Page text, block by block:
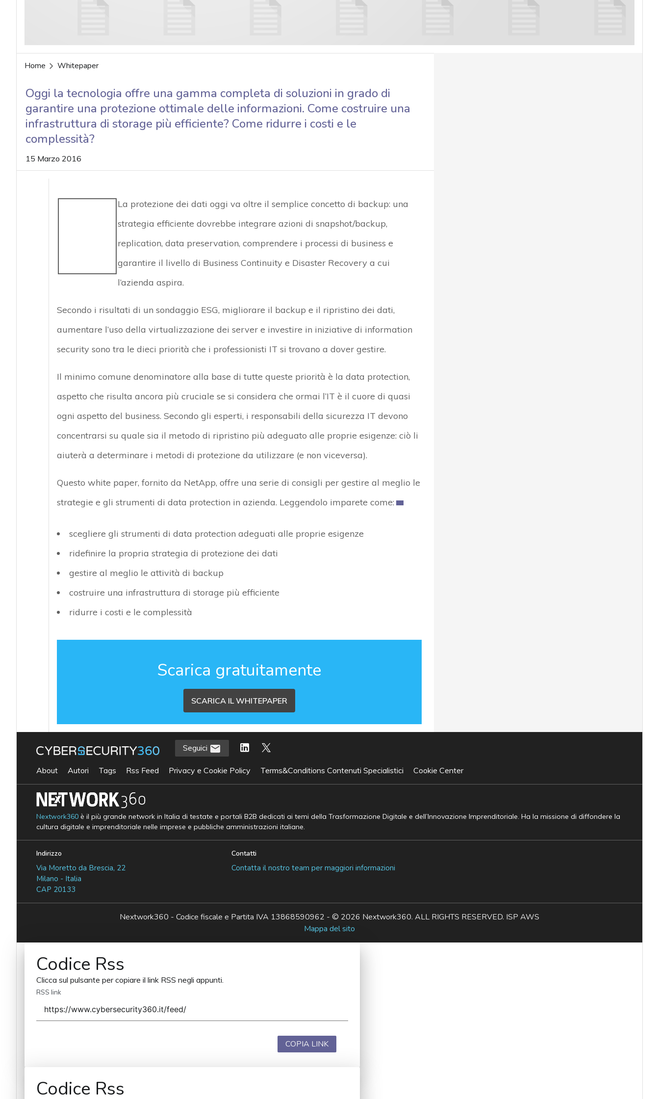
Home Whitepaper
Oggi la tecnologia offre una gamma completa di soluzioni in grado di
garantire una protezione ottimale delle informazioni. Come costruire una
infrastruttura di storage più efficiente? Come ridurre i costi e le
complessità?
15 Marzo 2016
La protezione dei dati oggi va oltre il semplice concetto di backup: una
strategia efficiente dovrebbe integrare azioni di snapshot/backup,
replication, data preservation, comprendere i processi di business e
garantire il livello di Business Continuity e Disaster Recovery a cui
l’azienda aspira.
Secondo i risultati di un sondaggio ESG, migliorare il backup e il ripristino dei dati,
aumentare l’uso della virtualizzazione dei server e investire in iniziative di information
security sono tra le dieci priorità che i professionisti IT si trovano a dover gestire.
Il minimo comune denominatore alla base di tutte queste priorità è la data protection,
aspetto che risulta ancora più cruciale se si considera che ormai l’IT è il cuore di quasi
ogni aspetto del business. Secondo gli esperti, i responsabili della sicurezza IT devono
concentrarsi su quale sia il metodo di ripristino più adeguato alle proprie esigenze: ciò li
aiuterà a determinare i metodi di protezione da utilizzare (e non viceversa).
Questo white paper, fornito da NetApp, offre una serie di consigli per gestire al meglio le
strategie e gli strumenti di data protection in azienda. Leggendolo imparete come:
scegliere gli strumenti di data protection adeguati alle proprie esigenze
ridefinire la propria strategia di protezione dei dati
gestire al meglio le attività di backup
costruire una infrastruttura di storage più efficiente
ridurre i costi e le complessità
Scarica gratuitamente
SCARICA IL WHITEPAPER
Seguici
About Autori Tags Rss Feed Privacy e Cookie Policy Terms&Conditions Contenuti Specialistici Cookie Center
Nextwork360è il più grande network in Italia di testate e portali B2B dedicati ai temi della Trasformazione Digitale e dell’Innovazione Imprenditoriale. Ha la missione di diffondere la
cultura digitale e imprenditoriale nelle imprese e pubbliche amministrazioni italiane.
Indirizzo
Via Moretto da Brescia, 22
Milano - Italia
CAP 20133
Contatti
Contatta il nostro team per maggiori informazioni
Nextwork360 - Codice fiscale e Partita IVA 13868590962 - © 2026 Nextwork360. ALL RIGHTS RESERVED. ISP AWS
Mappa del sito
Codice Rss
Clicca sul pulsante per copiare il link RSS negli appunti.
RSS link
COPIA LINK
Codice Rss